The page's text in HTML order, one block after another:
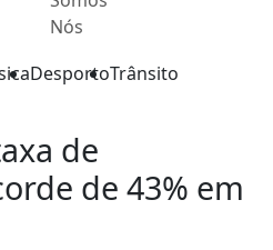
Nós
DesportoTrânsito
de
de 43% em